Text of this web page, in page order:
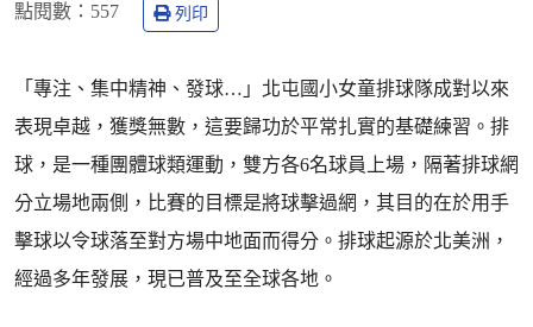
點閱數： 557 列印
「專注、集中精神、發球…」北屯國小女童排球隊成對以來
表現卓越，獲獎無數，這要歸功於平常扎實的基礎練習。排
球，是一種團體球類運動，雙方各6名球員上場，隔著排球網
分立場地兩側，比賽的目標是將球擊過網，其目的在於用手
擊球以令球落至對方場中地面而得分。排球起源於北美洲，
經過多年發展，現已普及至全球各地。